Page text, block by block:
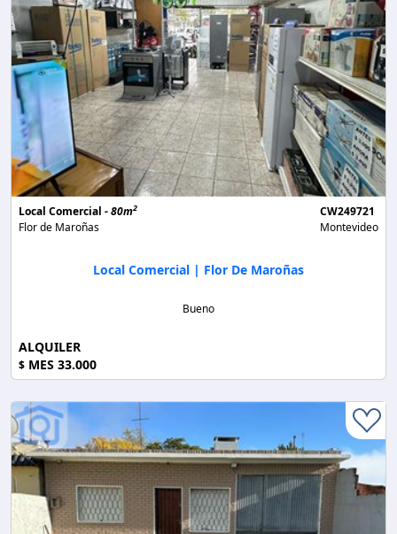
Local Comercial -80m2
Flor de Maroñas
CW249721
Montevideo
Local Comercial | Flor De Maroñas
Bueno
ALQUILER
$ MES 33.000